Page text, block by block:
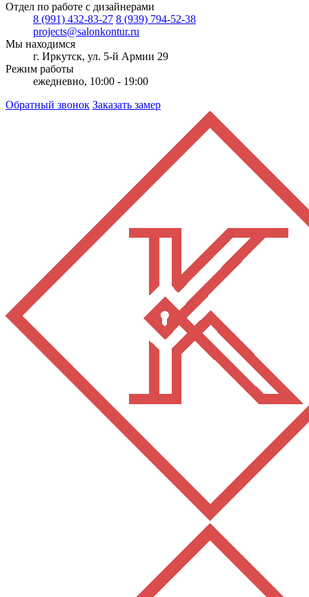
Отдел по работе с дизайнерами
8 (991) 432-83-27 8 (939) 794-52-38
projects@salonkontur.ru
Мы находимся
г. Иркутск, ул. 5-й Армии 29
Режим работы
ежедневно, 10:00 - 19:00
Обратный звонок Заказать замер